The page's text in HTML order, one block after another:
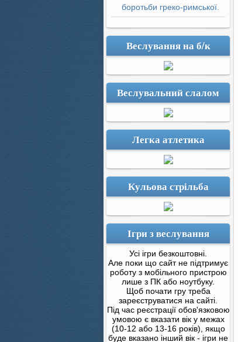
боротьби греко-римської.
Веслування на б/к
Веслувальний слалом
Легка атлетика
Кульова стрільба
Ігри з веслування
Усі ігри безкоштовні.
Але поки що сайт не підтримує
роботу з мобільного пристрою
лише з ПК або ноутбуку.
Щоб почати гру треба
зареєструватися на сайті.
Під час реєстрації обов'язковою
умовою є вказати вік у межах
(10-12 або 13-16 років), якщо
буде вказано інший вік - ігри не